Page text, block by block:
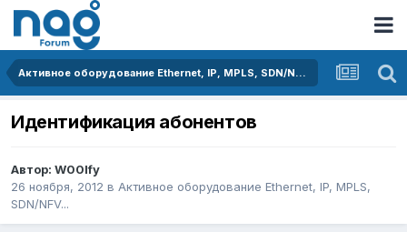
Активное оборудование Ethernet, IP, MPLS, SDN/NFV...
Идентификация абонентов
Автор: W00lfy
26 ноября, 2012 в Активное оборудование Ethernet, IP, MPLS,
SDN/NFV...